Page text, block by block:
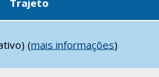
(mais informações)